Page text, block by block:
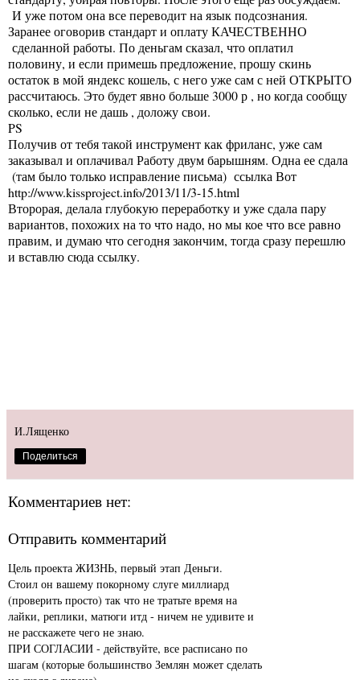
И уже потом она все переводит на язык подсознания.
Заранее оговорив стандарт и оплату КАЧЕСТВЕННО
сделанной работы. По деньгам сказал, что оплатил
половину, и если примешь предложение, прошу скинь
остаток в мой яндекс кошель, с него уже сам с ней ОТКРЫТО
рассчитаюсь. Это будет явно больше 3000 р , но когда сообщу
сколько, если не дашь , доложу свои.
PS
Получив от тебя такой инструмент как фриланс, уже сам
заказывал и оплачивал Работу двум барышням. Одна ее сдала
(там было только исправление письма) ссылка Вот
http://www.kissproject.info/2013/11/3-15.html
Второрая, делала глубокую переработку и уже сдала пару
вариантов, похожих на то что надо, но мы кое что все равно
правим, и думаю что сегодня закончим, тогда сразу перешлю
и вставлю сюда ссылку.
И.Лященко
Поделиться
Комментариев нет:
Отправить комментарий
Цель проекта ЖИЗНЬ, первый этап Деньги.
Стоил он вашему покорному слуге миллиард
(проверить просто) так что не тратьте время на
лайки, реплики, матюги итд - ничем не удивите и
не расскажете чего не знаю.
ПРИ СОГЛАСИИ - действуйте, все расписано по
шагам (которые большинство Землян может сделать